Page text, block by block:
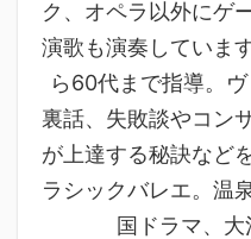
ク、オペラ以外にゲ
演歌も演奏していま
ら60代まで指導。
裏話、失敗談やコン
が上達する秘訣など
ラシックバレエ。温
国ドラマ、大